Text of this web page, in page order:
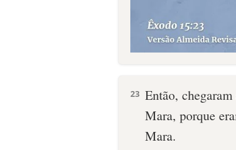
23 Então,
Mara, porque
Mara.